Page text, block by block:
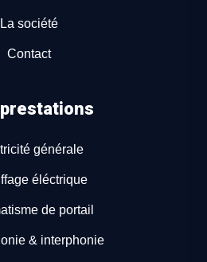
La société
Contact
générale
éléctrique
de portail
& interphonie